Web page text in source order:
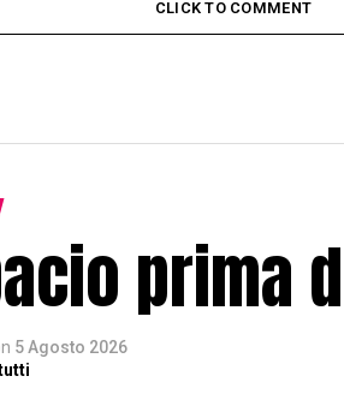
CLICK TO COMMENT
prima
5 Agosto 2026